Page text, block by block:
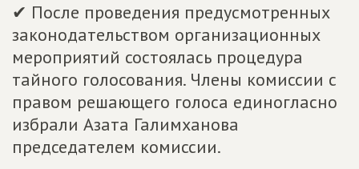
✔ После проведения предусмотренных
законодательством организационных
мероприятий состоялась процедура
тайного голосования. Члены комиссии с
правом решающего голоса единогласно
избрали Азата Галимханова
председателем комиссии.